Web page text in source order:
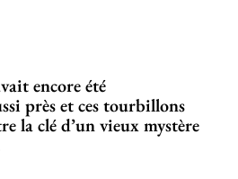
encore été
près et ces tourbillons
la clé d’un vieux mystère